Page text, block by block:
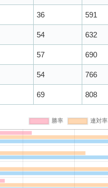
36 591
54 632
57 690
54 766
69 808